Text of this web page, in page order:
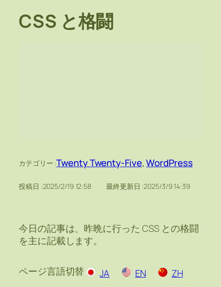
CSS と格闘
カテゴリー :Twenty Twenty-Five, WordPress
投稿日 :2025/2/19 12:58 最終更新日 :2025/3/9 14:39
今日の記事は、昨晩に行った CSS との格闘
を主に記載します。
ページ言語切替 EN
JA ZH